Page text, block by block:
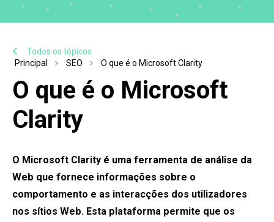
Todos os tópicos
Principal
SEO O que é o Microsoft Clarity
O que é o Microsoft
Clarity
O Microsoft Clarity é uma ferramenta de análise da
Web que fornece informações sobre o
comportamento e as interacções dos utilizadores
nos sítios Web. Esta plataforma permite que os